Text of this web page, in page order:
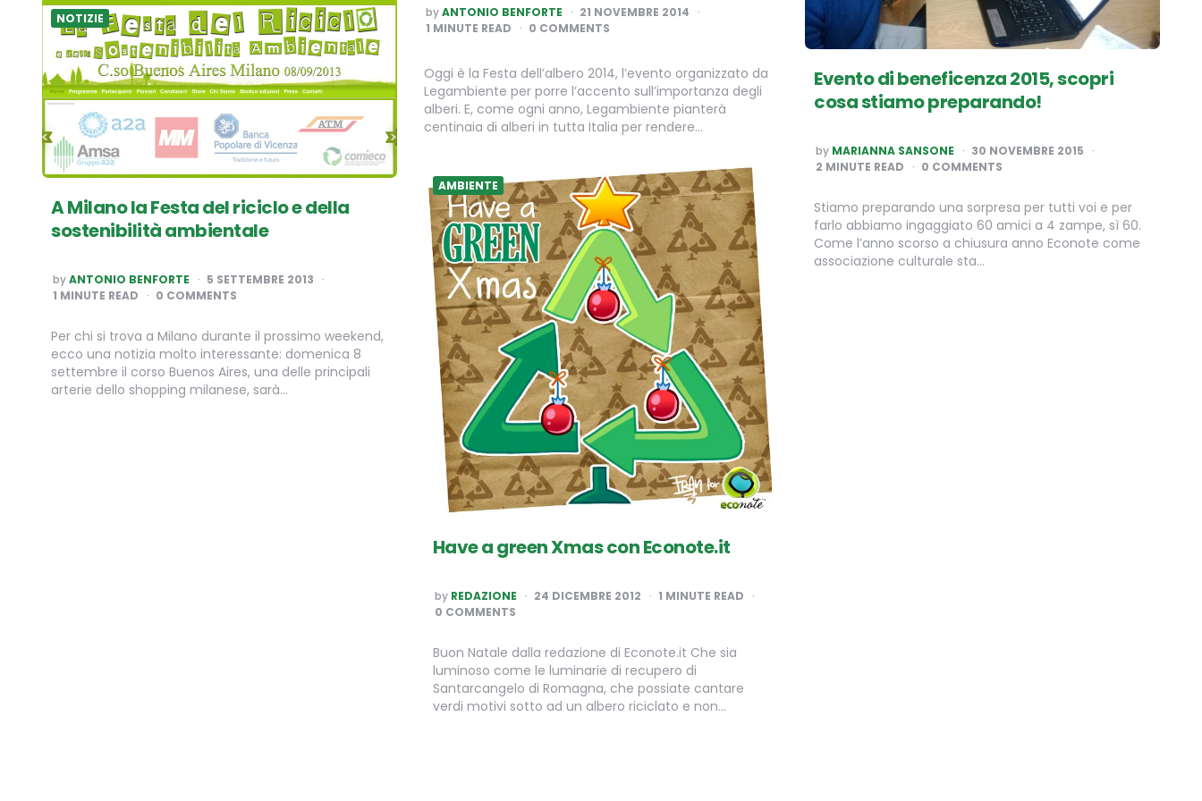
Evento di beneficenza 2015, scopri
cosa stiamo preparando!
POSTED
BY
by MARIANNA SANSONE
30 NOVEMBRE 2015
2 MINUTE READ 0 COMMENTS
Stiamo preparando una sorpresa per tutti voi e per
farlo abbiamo ingaggiato 60 amici a 4 zampe, sì 60.
Come l’anno scorso a chiusura anno Econote come
associazione culturale sta…
POSTED
BY
byANTONIO BENFORTE
21 NOVEMBRE 2014
1 MINUTE READ 0 COMMENTS
Oggi è la Festa dell’albero 2014, l’evento organizzato da
Legambiente per porre l’accento sull’importanza degli
alberi. E, come ogni anno, Legambiente pianterà
centinaia di alberi in tutta Italia per rendere…
NOTIZIE
A Milano la Festa del riciclo e della
sostenibilità ambientale
POSTED
BY
byANTONIO BENFORTE
5 SETTEMBRE 2013
1 MINUTE READ 0 COMMENTS
Per chi si trova a Milano durante il prossimo weekend,
ecco una notizia molto interessante: domenica 8
settembre il corso Buenos Aires, una delle principali
arterie dello shopping milanese, sarà…
AMBIENTE
Have a green Xmas con Econote.it
POSTED
BY
by REDAZIONE 24 DICEMBRE 2012 1 MINUTE READ
0 COMMENTS
Buon Natale dalla redazione di Econote.it Che sia
luminoso come le luminarie di recupero di
Santarcangelo di Romagna, che possiate cantare
verdi motivi sotto ad un albero riciclato e non…